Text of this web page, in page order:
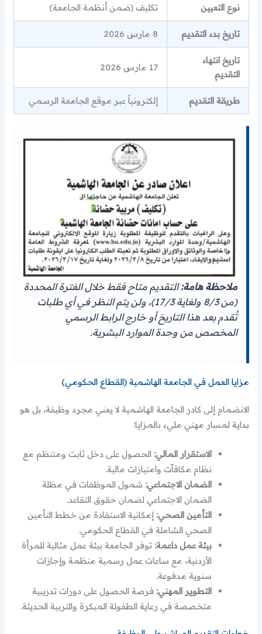
نوع التعيين تكليف (ضمن أنظمة الجامعة)
تاريخ بدء التقديم 8 مارس 2026
تاريخ انتهاء
التقديم
17 مارس 2026
طريقة التقديم إلكترونياً عبر موقع الجامعة الرسمي
ملاحظة هامة:التقديم متاح فقط خلال الفترة المحددة
(من 8/3 ولغاية 17/3)، ولن يتم النظر في أي طلبات
تُقدم بعد هذا التاريخ أو خارج الرابط الرسمي
المخصص من وحدة الموارد البشرية.
مزايا العمل في الجامعة الهاشمية (القطاع الحكومي)
الانضمام إلى كادر الجامعة الهاشمية لا يعني مجرد وظيفة، بل هو
بداية لمسار مهني مليء بالمزايا:
الاستقرار المالي: الحصول على دخل ثابت ومنتظم مع
نظام مكافآت وامتيازات مالية.
الضمان الاجتماعي: شمول الموظفات في مظلة
الضمان الاجتماعي لضمان حقوق التقاعد.
التأمين الصحي: إمكانية الاستفادة من خطط التأمين
الصحي الشاملة في القطاع الحكومي.
بيئة عمل داعمة: توفر الجامعة بيئة عمل مثالية للمرأة
الأردنية، مع ساعات عمل رسمية منظمة وإجازات
سنوية مدفوعة.
التطوير المهني: فرصة الحصول على دورات تدريبية
متخصصة في رعاية الطفولة المبكرة والتربية الحديثة.